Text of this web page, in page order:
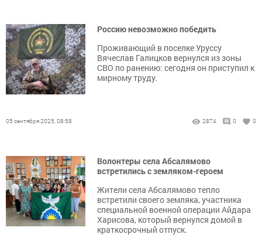
Россию невозможно победить
Проживающий в поселке Уруссу
Вячеслав Галицков вернулся из зоны
СВО по ранению: сегодня он приступил к
мирному труду.
05 сентября 2025, 08:58 2874 0 0
Волонтеры села Абсалямово
встретились с земляком-героем
Жители села Абсалямово тепло
встретили своего земляка, участника
специальной военной операции Айдара
Харисова, который вернулся домой в
краткосрочный отпуск.